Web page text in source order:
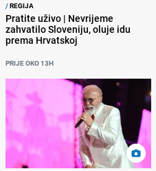
/REGIJA
Pratite uživo | Nevrijeme
zahvatilo Sloveniju, oluje idu
prema Hrvatskoj
PRIJE OKO 13H